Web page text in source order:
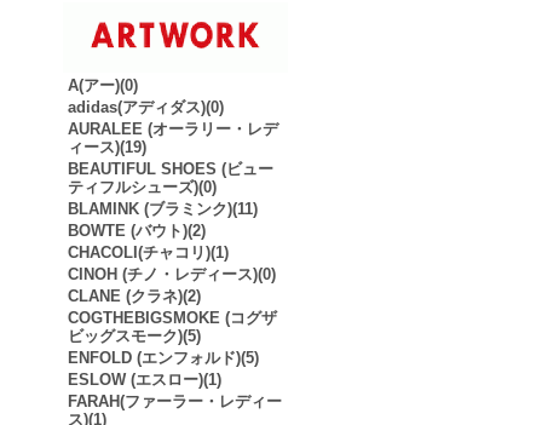
A(アー)(0)
adidas(アディダス)(0)
AURALEE (オーラリー・レデ
ィース)(19)
BEAUTIFUL SHOES (ビュー
ティフルシューズ)(0)
BLAMINK (ブラミンク)(11)
BOWTE (バウト)(2)
CHACOLI(チャコリ)(1)
CINOH (チノ・レディース)(0)
CLANE (クラネ)(2)
COGTHEBIGSMOKE (コグザ
ビッグスモーク)(5)
ENFOLD (エンフォルド)(5)
ESLOW (エスロー)(1)
FARAH(ファーラー・レディー
ス)(1)